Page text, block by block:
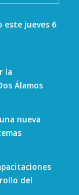
este jueves 6
la
Álamos
nueva
del